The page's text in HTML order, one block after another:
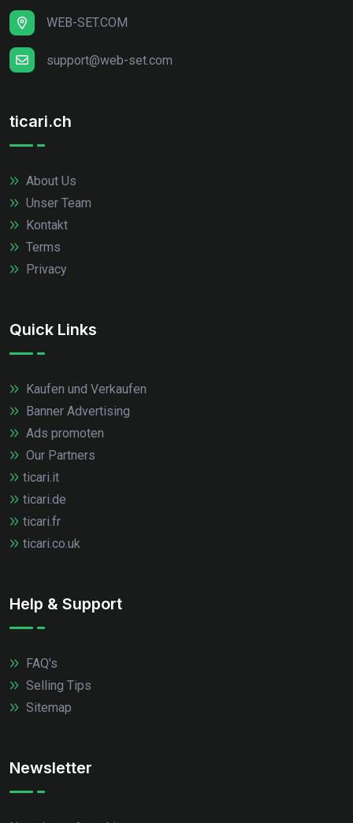
WEB-SET.COM
support@web-set.com
ticari.ch
About Us
Unser Team
Kontakt
Terms
Privacy
Quick Links
Kaufen und Verkaufen
Banner Advertising
Ads promoten
Our Partners
ticari.it
ticari.de
ticari.fr
ticari.co.uk
Help & Support
FAQ's
Selling Tips
Sitemap
Newsletter